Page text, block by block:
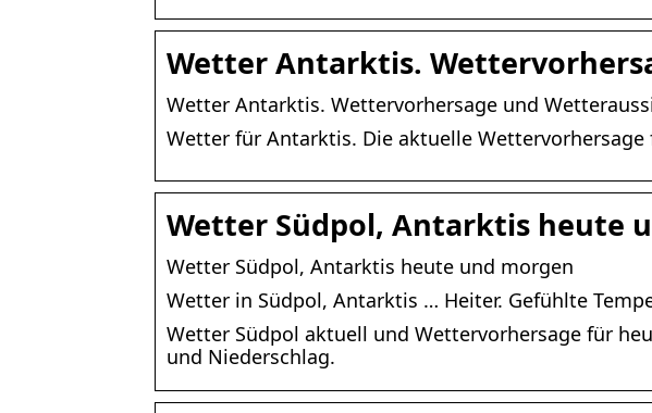
Wetter Antarktis.
Wetter Antarktis. Wettervorhersage und
Wetter für Antarktis. Die aktuelle
Wetter Südpol, Antarktis heute
Wetter Südpol, Antarktis heute und morgen
Wetter in Südpol, Antarktis … Heiter. Gefühlte
Wetter Südpol aktuell und Wettervorhersage für
und Niederschlag.